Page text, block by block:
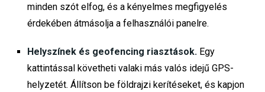
minden szót elfog, és a kényelmes megfigyelés
érdekében átmásolja a felhasználói panelre.
Helyszínek és geofencing riasztások. Egy
kattintással követheti valaki más valós idejű GPS-
helyzetét. Állítson be földrajzi kerítéseket, és kapjon